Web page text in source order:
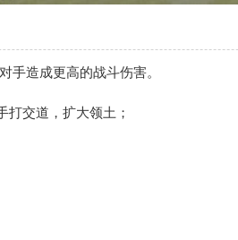
手造成更高的战斗伤害。
打交道，扩大领土；